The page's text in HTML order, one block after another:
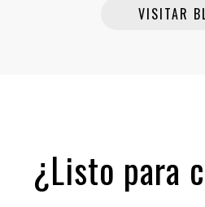
VISITAR
¿Listo para